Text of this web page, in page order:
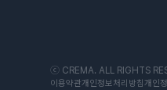
ⓒ CREMA. ALL RIGHTS
이용약관개인정보처리방침 개인